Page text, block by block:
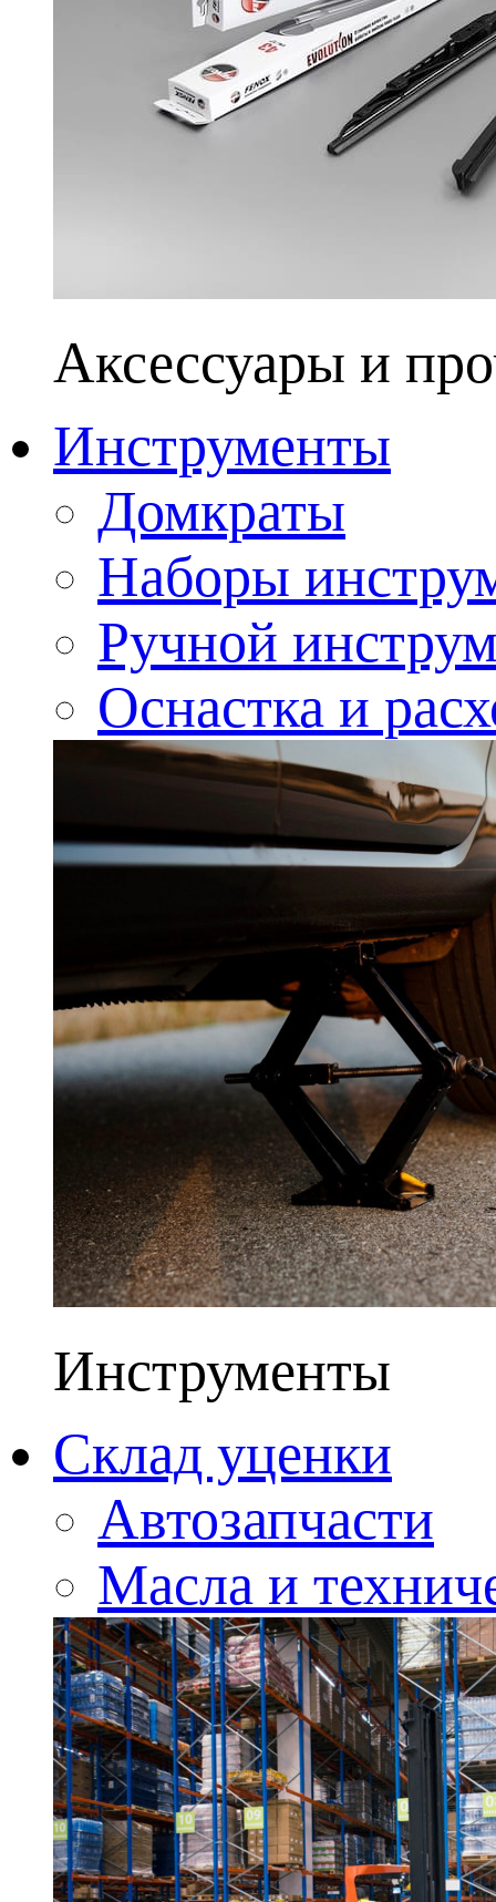
Аксессуары и
Инструменты
Домкраты
Наборы
Ручной
Оснастка и
Инструменты
Склад уценки
Автозапчасти
Масла и